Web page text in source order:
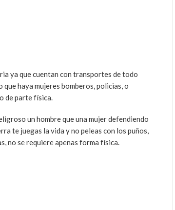
ya que cuentan con transportes de todo
haya mujeres bomberos, policias, o
de parte física.
un hombre que una mujer defendiendo
te juegas la vida y no peleas con los puños,
no se requiere apenas forma física.